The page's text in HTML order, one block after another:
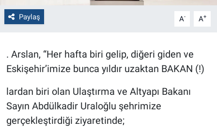
Paylaş A- A+
. Arslan, “Her hafta biri gelip, diğeri giden ve
Eskişehir’imize bunca yıldır uzaktan BAKAN (!)
lardan biri olan Ulaştırma ve Altyapı Bakanı
Sayın Abdülkadir Uraloğlu şehrimize
gerçekleştirdiği ziyaretinde;
Yerel
Bilim ve Teknoloji